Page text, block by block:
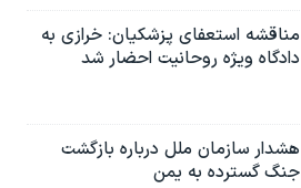
مناقشه استعفای پزشکیان: خرازی به
دادگاه ویژه روحانیت احضار شد
هشدار سازمان ملل درباره بازگشت
جنگ گسترده به یمن